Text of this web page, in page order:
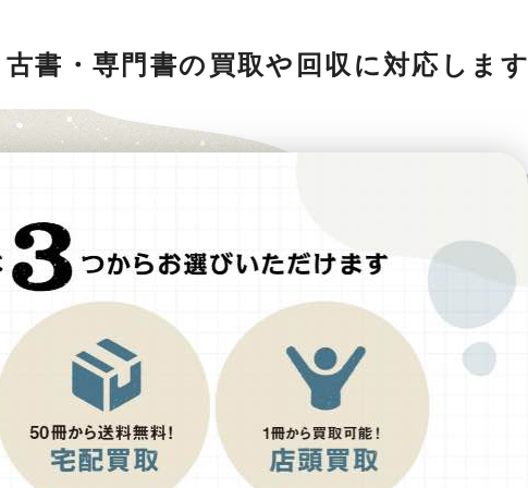
書・専門書の買取や回収に対応します